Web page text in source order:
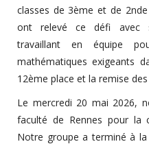
classes de 3ème et de
ont relevé ce défi avec
travaillant en équipe
mathématiques exigeants
12ème place et la remise
Le mercredi 20 mai 2026,
faculté de Rennes pour la
Notre groupe a terminé à